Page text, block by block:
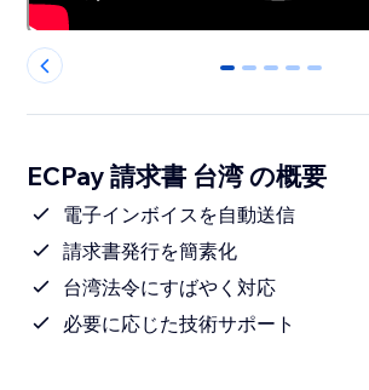
0 1 2 3 4
ECPay 請求書 台湾 の概要
電子インボイスを自動送信
請求書発行を簡素化
台湾法令にすばやく対応
必要に応じた技術サポート